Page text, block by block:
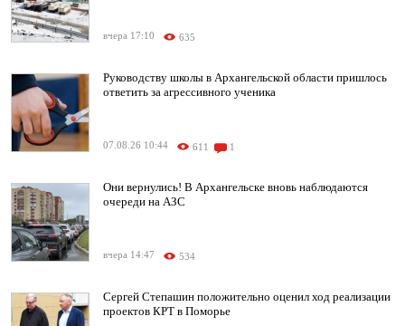
вчера 17:10 635
Руководству школы в Архангельской области пришлось
ответить за агрессивного ученика
07.08.26 10:44 611 1
Они вернулись! В Архангельске вновь наблюдаются
очереди на АЗС
вчера 14:47 534
Сергей Степашин положительно оценил ход реализации
проектов КРТ в Поморье